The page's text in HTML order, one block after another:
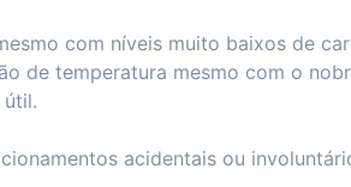
com níveis muito baixos de
de temperatura mesmo com o
acidentais ou